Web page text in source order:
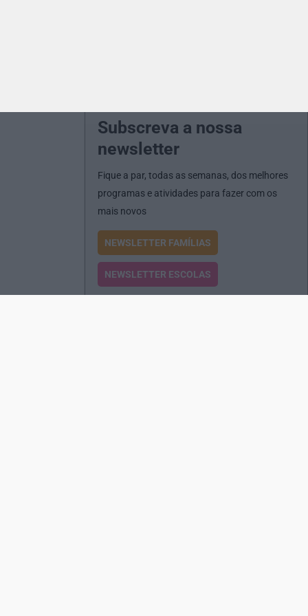
Subscreva a nossa
newsletter
Fique a par, todas as semanas, dos melhores
programas e atividades para fazer com os
mais novos
NEWSLETTER FAMÍLIAS
NEWSLETTER ESCOLAS